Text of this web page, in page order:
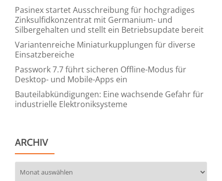
Pasinex startet Ausschreibung für hochgradiges
Zinksulfidkonzentrat mit Germanium- und
Silbergehalten und stellt ein Betriebsupdate bereit
Variantenreiche Miniaturkupplungen für diverse
Einsatzbereiche
Passwork 7.7 führt sicheren Offline-Modus für
Desktop- und Mobile-Apps ein
Bauteilabkündigungen: Eine wachsende Gefahr für
industrielle Elektroniksysteme
ARCHIV